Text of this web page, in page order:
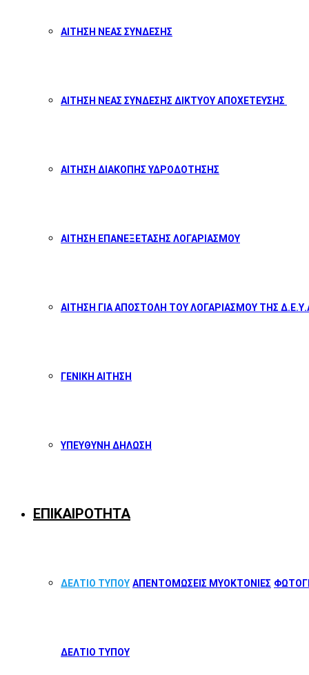
ΑΙΤΗΣΗ ΝΕΑΣ ΣΥΝΔΕΣΗΣ
ΑΙΤΗΣΗ ΝΕΑΣ ΣΥΝΔΕΣΗΣ ΔΙΚΤΥΟΥ ΑΠΟΧΕΤΕΥΣΗΣ
ΑΙΤΗΣΗ ΔΙΑΚΟΠΗΣ ΥΔΡΟΔΟΤΗΣΗΣ
ΑΙΤΗΣΗ ΕΠΑΝΕΞΕΤΑΣΗΣ ΛΟΓΑΡΙΑΣΜΟΥ
ΑΙΤΗΣΗ ΓΙΑ ΑΠΟΣΤΟΛΗ ΤΟΥ ΛΟΓΑΡΙΑΣΜΟΥ ΤΗΣ
ΓΕΝΙΚΗ ΑΙΤΗΣΗ
ΥΠΕΥΘΥΝΗ ΔΗΛΩΣΗ
ΕΠΙΚΑΙΡΟΤΗΤΑ
ΔΕΛΤΙΟ ΤΥΠΟΥ ΑΠΕΝΤΟΜΩΣΕΙΣ ΜΥΟΚΤΟΝΙΕΣ
ΔΕΛΤΙΟ ΤΥΠΟΥ